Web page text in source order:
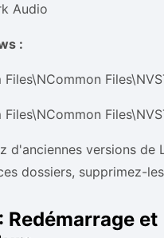
Audio
:
Files\NCommon
Files\NCommon
d'anciennes versions de
dossiers, supprimez-
Redémarrage et